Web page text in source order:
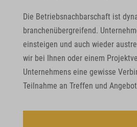
Die Betriebsnachbarschaft ist
branchenübergreifend.
einsteigen und auch wieder
wir bei Ihnen oder einem
Unternehmens eine gewisse
Teilnahme an Treffen und